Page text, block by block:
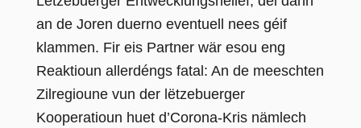
an de Joren duerno eventuell nees géif
klammen. Fir eis Partner wär esou eng
Reaktioun allerdéngs fatal: An de meeschten
Zilregioune vun der lëtzebuerger
Kooperatioun huet d’Corona-Kris nämlech